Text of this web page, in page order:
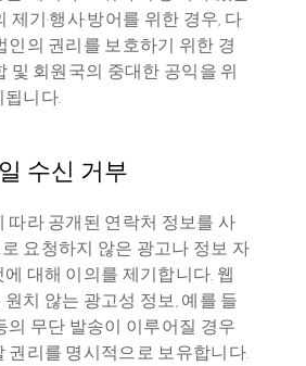
제기·행사·방어를 위한 경우, 다
인의 권리를 보호하기 위한 경
및 회원국의 중대한 공익을 위
니다.
수신 거부
따라 공개된 연락처 정보를 사
요청하지 않은 광고나 정보 자
대해 이의를 제기합니다. 웹
치 않는 광고성 정보, 예를 들
의 무단 발송이 이루어질 경우
권리를 명시적으로 보유합니다.